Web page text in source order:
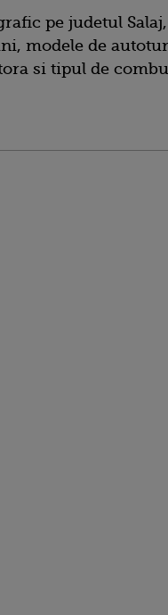
pe judetul
modele de
si tipul de